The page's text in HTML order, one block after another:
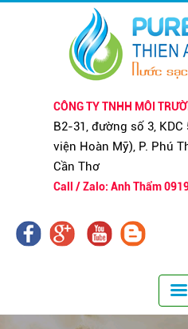
CÔNG TY TNHH MÔI
B2-31, đường số 3,
viện Hoàn Mỹ), P. Phú
Cần Thơ
Call / Zalo: Anh Thẩm